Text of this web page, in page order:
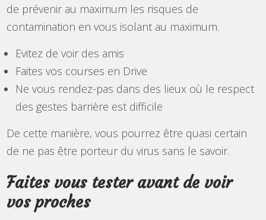
de prévenir au maximum les risques de
contamination en vous isolant au maximum.
Evitez de voir des amis
Faites vos courses en Drive
Ne vous rendez-pas dans des lieux où le respect
des gestes barrière est difficile
De cette manière, vous pourrez être quasi certain
de ne pas être porteur du virus sans le savoir.
Faites vous tester avant de voir
vos proches